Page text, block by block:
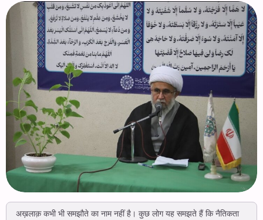
अख़लाक़ कभी भी समझौते का नाम नहीं है। कुछ लोग यह समझते हैं कि नैतिकता